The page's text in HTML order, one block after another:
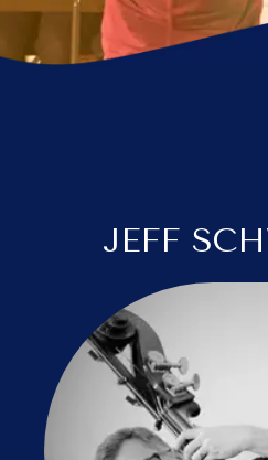
JEFF